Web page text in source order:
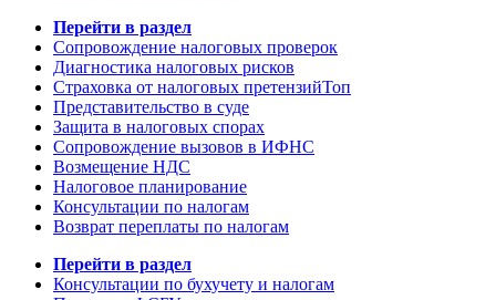
Перейти в раздел
Сопровождение налоговых проверок
Диагностика налоговых рисков
Страховка от налоговых претензийТоп
Представительство в суде
Защита в налоговых спорах
Сопровождение вызовов в ИФНС
Возмещение НДС
Налоговое планирование
Консультации по налогам
Возврат переплаты по налогам
Перейти в раздел
Консультации по бухучету и налогам